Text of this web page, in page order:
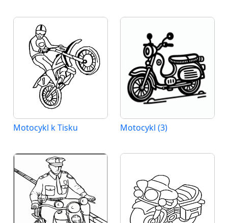
Motocykl k Tisku Motocykl (3)